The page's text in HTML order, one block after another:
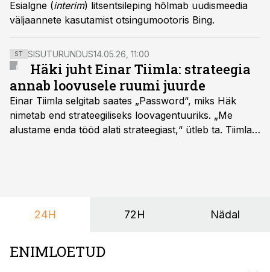
Esialgne (interim) litsentsileping hõlmab uudismeedia
väljaannete kasutamist otsingumootoris Bing.
ST SISUTURUNDUS14.05.26, 11:00
Häki juht Einar Tiimla: strateegia
annab loovusele ruumi juurde
Einar Tiimla selgitab saates „Password“, miks Häk
nimetab end strateegiliseks loovagentuuriks. „Me
alustame enda tööd alati strateegiast,“ ütleb ta. Tiimla
24H 72H Nädal
ENIMLOETUD